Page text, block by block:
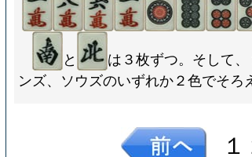
と
は３枚ずつ。そして
ンズ、ソウズのいずれか２色でそろ